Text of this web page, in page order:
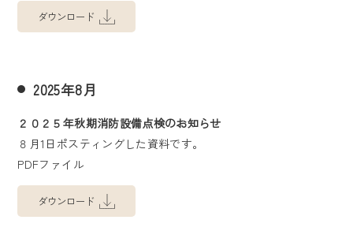
ダウンロード
2025年8月
２０２５年秋期消防設備点検のお知らせ
８月1日ポスティングした資料です。
PDFファイル
ダウンロード